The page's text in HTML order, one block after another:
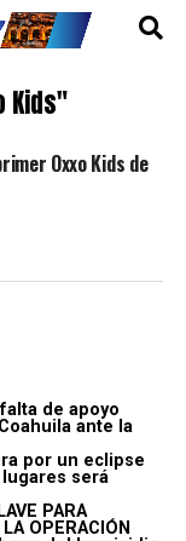
Kids"
Oxxo Kids de
de apoyo
ante la
por un eclipse
será
PARA
OPERACIÓN